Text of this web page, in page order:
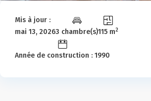
Mis à jour :
mai 13, 20263 chambre(s)115 m2
Année de construction : 1990